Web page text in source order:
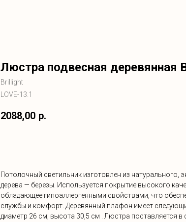
Люстра подвесная деревянная
Brillight
LOVE-13.1
2088,00 р.
Потолочный светильник изготовлен из натурального,
дерева — березы. Используется покрытие высокого
обладающее гипоаллергенными свойствами, что
службы и комфорт. Деревянный плафон имеет
диаметр 26 см; высота 30,5 см . Люстра поставляется в